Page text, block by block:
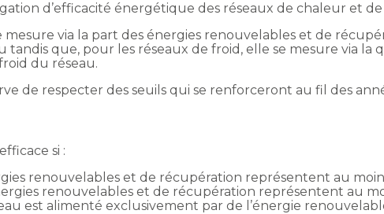
d’efficacité énergétique des réseaux de chaleur et
mesure via la part des énergies renouvelables et de
que, pour les réseaux de froid, elle se mesure via la
du réseau.
de respecter des seuils qui se renforceront au fil des
si :
renouvelables et de récupération représentent au
renouvelables et de récupération représentent au
est alimenté exclusivement par de l’énergie